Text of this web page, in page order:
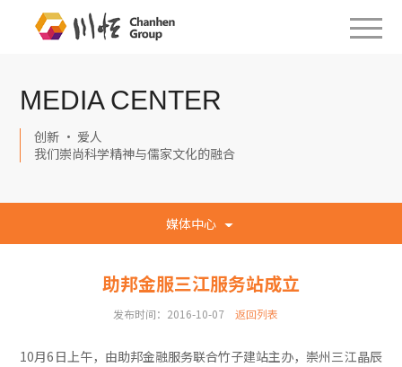
MEDIA CENTER
创新 · 爱人
我们崇尚科学精神与儒家文化的融合
媒体中心
助邦金服三江服务站成立
发布时间：2016-10-07 返回列表
10月6日上午，由助邦金融服务联合竹子建站主办，崇州三江晶辰